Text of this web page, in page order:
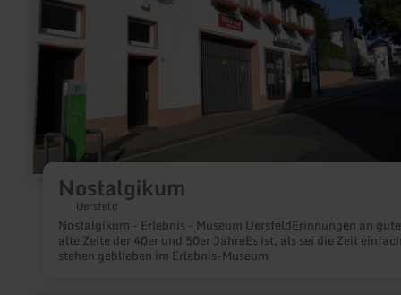
Nostalgikum
Uersfeld
Nostalgikum - Erlebnis - Museum UersfeldErinnungen an
alte Zeite der 40er und 50er JahreEs ist, als sei die Zeit
stehen geblieben im Erlebnis-Museum